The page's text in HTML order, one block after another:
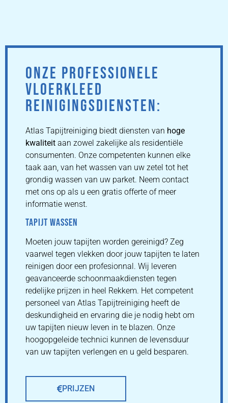
ONZE PROFESSIONELE
VLOERKLEED
REINIGINGSDIENSTEN:
Atlas Tapijtreiniging biedt diensten van hoge
kwaliteit aan zowel zakelijke als residentiële
consumenten. Onze competenten kunnen elke
taak aan, van het wassen van uw zetel tot het
grondig wassen van uw parket. Neem contact
met ons op als u een gratis offerte of meer
informatie wenst.
TAPIJT WASSEN
Moeten jouw tapijten worden gereinigd? Zeg
vaarwel tegen vlekken door jouw tapijten te laten
reinigen door een profesionnal. Wij leveren
geavanceerde schoonmaakdiensten tegen
redelijke prijzen in heel Rekkem. Het competent
personeel van Atlas Tapijtreiniging heeft de
deskundigheid en ervaring die je nodig hebt om
uw tapijten nieuw leven in te blazen. Onze
hoogopgeleide technici kunnen de levensduur
van uw tapijten verlengen en u geld besparen.
PRIJZEN